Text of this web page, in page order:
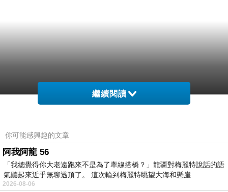
繼續閱讀
你可能感興趣的文章
阿我阿龍 56
「我總覺得你大老遠跑來不是為了牽線搭橋？」龍疆對梅麗特說話的語
氣聽起來近乎無聊透頂了。 這次輪到梅麗特眺望大海和懸崖
2026-08-06